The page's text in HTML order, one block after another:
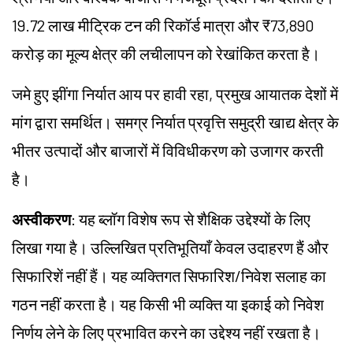
19.72 लाख मीट्रिक टन की रिकॉर्ड मात्रा और ₹73,890
करोड़ का मूल्य क्षेत्र की लचीलापन को रेखांकित करता है।
जमे हुए झींगा निर्यात आय पर हावी रहा, प्रमुख आयातक देशों में
मांग द्वारा समर्थित। समग्र निर्यात प्रवृत्ति समुद्री खाद्य क्षेत्र के
भीतर उत्पादों और बाजारों में विविधीकरण को उजागर करती
है।
अस्वीकरण: यह ब्लॉग विशेष रूप से शैक्षिक उद्देश्यों के लिए
लिखा गया है। उल्लिखित प्रतिभूतियाँ केवल उदाहरण हैं और
सिफारिशें नहीं हैं। यह व्यक्तिगत सिफारिश/निवेश सलाह का
गठन नहीं करता है। यह किसी भी व्यक्ति या इकाई को निवेश
निर्णय लेने के लिए प्रभावित करने का उद्देश्य नहीं रखता है।